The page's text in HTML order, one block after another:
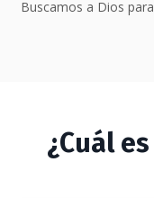
Buscamos a Dios
¿Cuál